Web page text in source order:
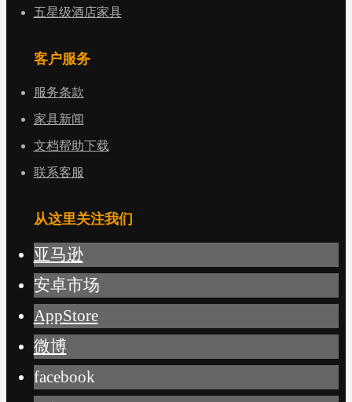
五星级酒店家具
客户服务
服务条款
家具新闻
文档帮助下载
联系客服
从这里关注我们
亚马逊
安卓市场
AppStore
微博
facebook